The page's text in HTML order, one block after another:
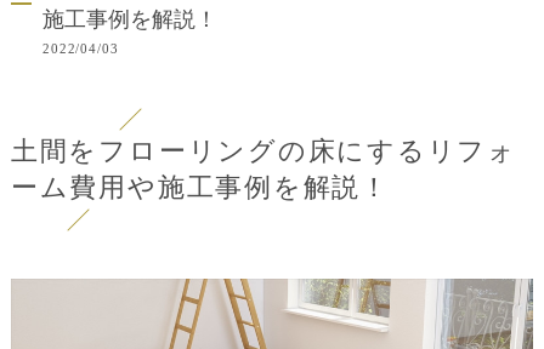
施工事例を解説！
2022/04/03
土間をフローリングの床にするリフォ
ーム費用や施工事例を解説！